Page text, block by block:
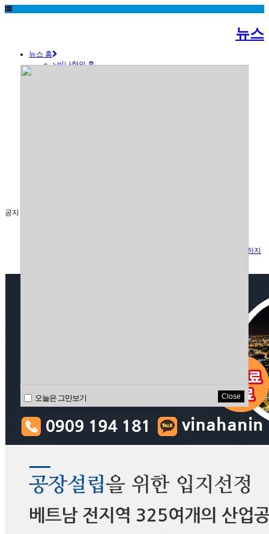
뉴스
뉴스 홈
비나한인 홈
공지
베트남 새로운 투자법 적용을 위한 과도기적 단계로 행정 진행이 원활하지
오늘은 그만보기 Close